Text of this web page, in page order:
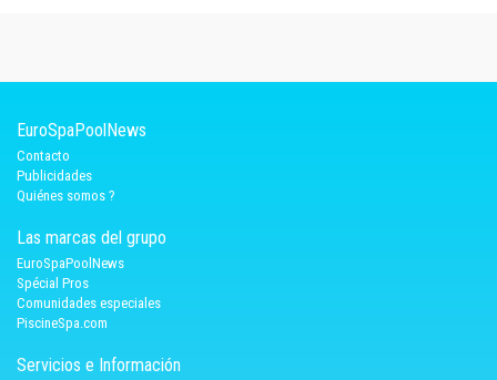
EuroSpaPoolNews
Contacto
Publicidades
Quiénes somos ?
Las marcas del grupo
EuroSpaPoolNews
Spécial Pros
Comunidades especiales
PiscineSpa.com
Servicios e Información